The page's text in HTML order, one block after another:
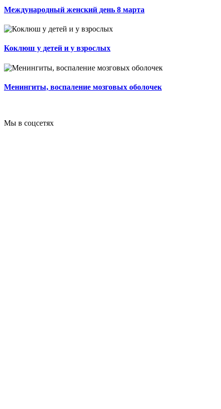
Международный женский день 8 марта
Коклюш у детей и у взрослых
Менингиты, воспаление мозговых оболочек
Мы в соцсетях